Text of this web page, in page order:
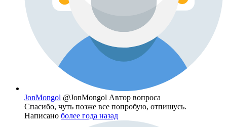
JonMongol @JonMongol Автор вопроса
Спасибо, чуть позже все попробую, отпишусь.
Написано более года назад